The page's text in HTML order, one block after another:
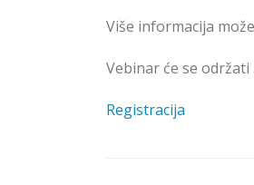
Više informacija
Vebinar će se održati
Registracija